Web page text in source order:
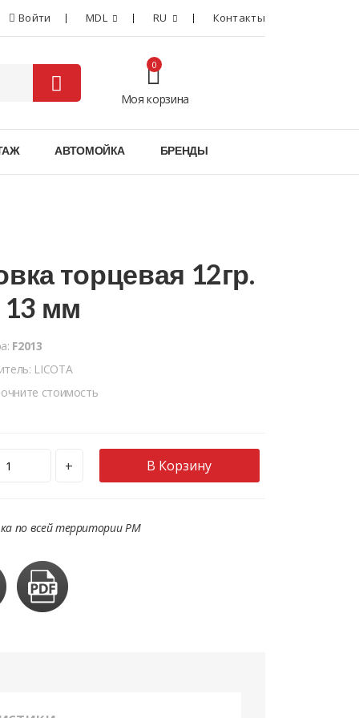
Войти MDL RU Контакты
Моя корзина
0
АВТОМОЙКА БРЕНДЫ
торцевая 12гр.
13 мм
F2013
LICOTA
стоимость
+ В Корзину
по всей территории РМ